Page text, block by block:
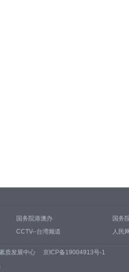
国务院港澳办
国务
CCTV--台湾频道 人民
质发展中心
京ICP备19004913号-1